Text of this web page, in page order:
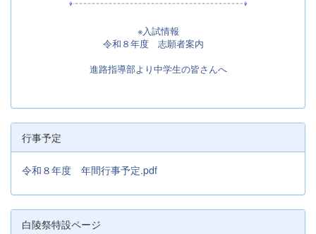
※入試情報
令和８年度 志願者案内
進路指導部より中学生の皆さんへ
行事予定
令和８年度 年間行事予定.pdf
白陵祭特設ページ